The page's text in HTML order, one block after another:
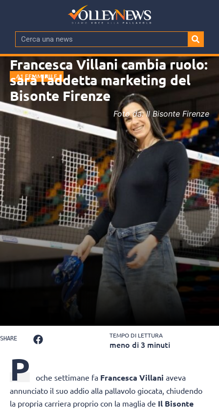
A1 FEMMINILE
Francesca Villani cambia ruolo:
sarà l’addetta marketing del
Bisonte Firenze
Foto da: Il Bisonte Firenze
SHARE TEMPO DI LETTURA
meno di 3 minuti
P oche settimane fa Francesca Villani aveva
annunciato il suo addio alla pallavolo giocata, chiudendo
la propria carriera proprio con la maglia de Il Bisonte